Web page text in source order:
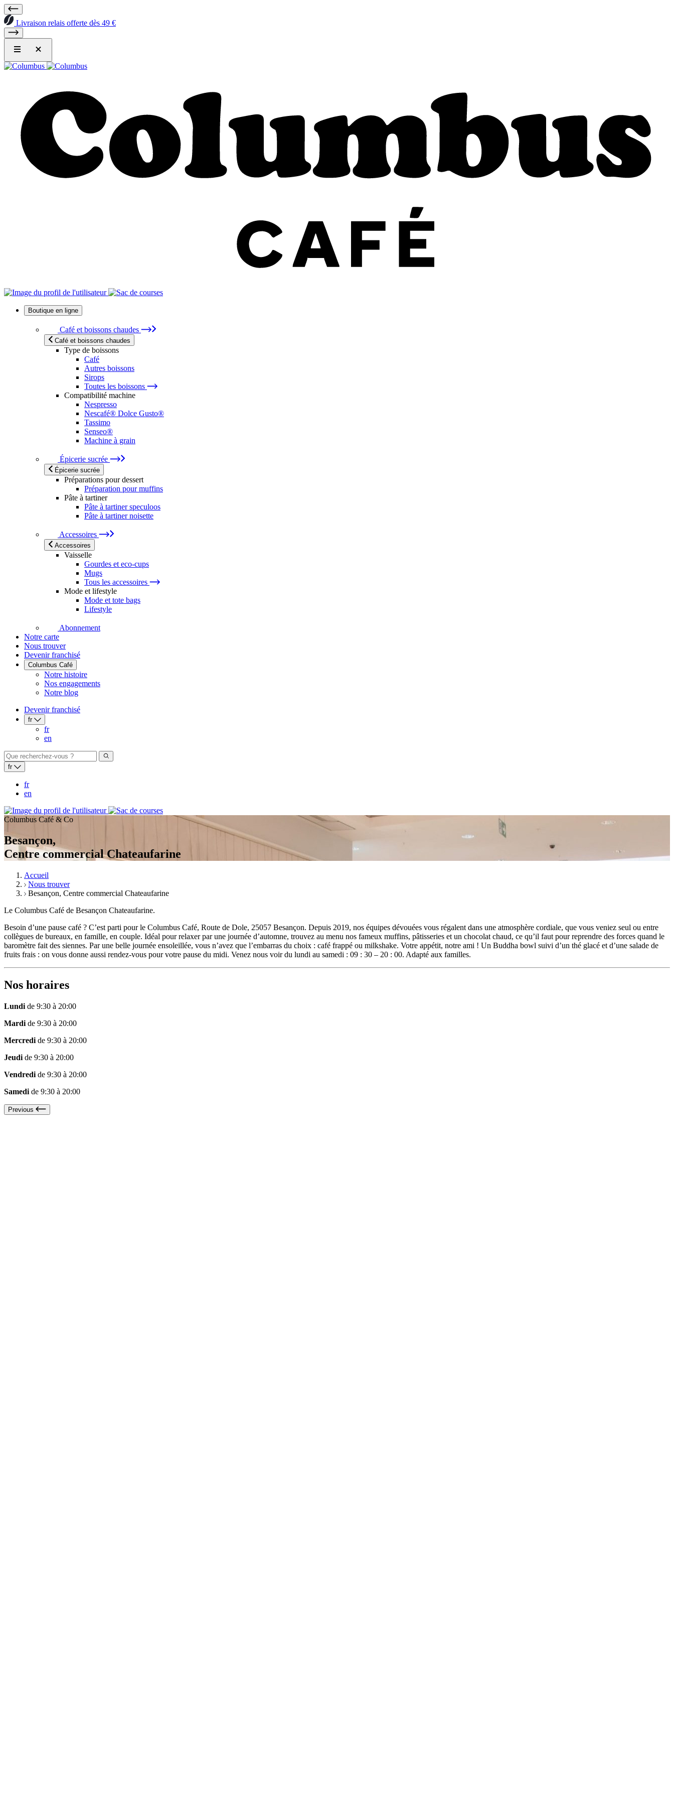
Livraison relais offerte dès 49 €
Boutique en ligne
Café et boissons chaudes
Café et boissons chaudes
Type de boissons
Café
Autres boissons
Sirops
Toutes les boissons
Compatibilité machine
Nespresso
Nescafé® Dolce Gusto®
Tassimo
Senseo®
Machine à grain
Épicerie sucrée
Épicerie sucrée
Préparations pour dessert
Préparation pour muffins
Pâte à tartiner
Pâte à tartiner speculoos
Pâte à tartiner noisette
Accessoires
Accessoires
Vaisselle
Gourdes et eco-cups
Mugs
Tous les accessoires
Mode et lifestyle
Mode et tote bags
Lifestyle
Abonnement
Notre carte
Nous trouver
Devenir franchisé
Columbus Café
Notre histoire
Nos engagements
Notre blog
Devenir franchisé
fr
fr
en
fr
fr
en
Columbus Café & Co
Besançon,
Centre commercial Chateaufarine
Accueil
Nous trouver
Besançon, Centre commercial Chateaufarine
Le Columbus Café de Besançon Chateaufarine.
Besoin d’une pause café ? C’est parti pour le Columbus Café, Route de Dole, 25057 Besançon. Depuis 2019, nos équipes dévouées vous régalent dans une atmosphère cordiale, que vous veniez seul ou entre
collègues de bureaux, en famille, en couple. Idéal pour relaxer par une journée d’automne, trouvez au menu nos fameux muffins, pâtisseries et un chocolat chaud, ce qu’il faut pour reprendre des forces quand le
baromètre fait des siennes. Par une belle journée ensoleillée, vous n’avez que l’embarras du choix : café frappé ou milkshake. Votre appétit, notre ami ! Un Buddha bowl suivi d’un thé glacé et d’une salade de
fruits frais : on vous donne aussi rendez-vous pour votre pause du midi. Venez nous voir du lundi au samedi : 09 : 30 – 20 : 00. Adapté aux familles.
Nos horaires
Lundi de 9:30 à 20:00
Mardi de 9:30 à 20:00
Mercredi de 9:30 à 20:00
Jeudi de 9:30 à 20:00
Vendredi de 9:30 à 20:00
Samedi de 9:30 à 20:00
Previous